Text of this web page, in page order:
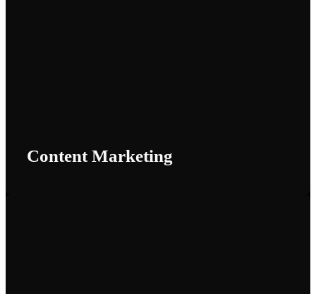
Content Marketing